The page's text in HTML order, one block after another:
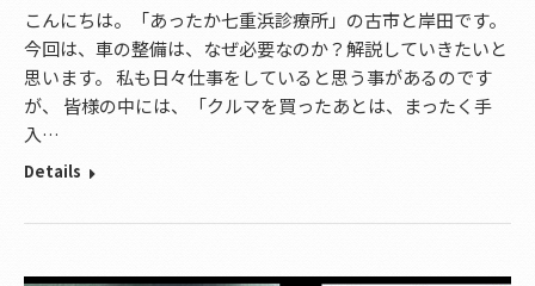
こんにちは。「あったか七重浜診療所」の古市と岸田です。
今回は、車の整備は、なぜ必要なのか？解説していきたいと
思います。 私も日々仕事をしていると思う事があるのです
が、 皆様の中には、「クルマを買ったあとは、まったく手
入…
Details